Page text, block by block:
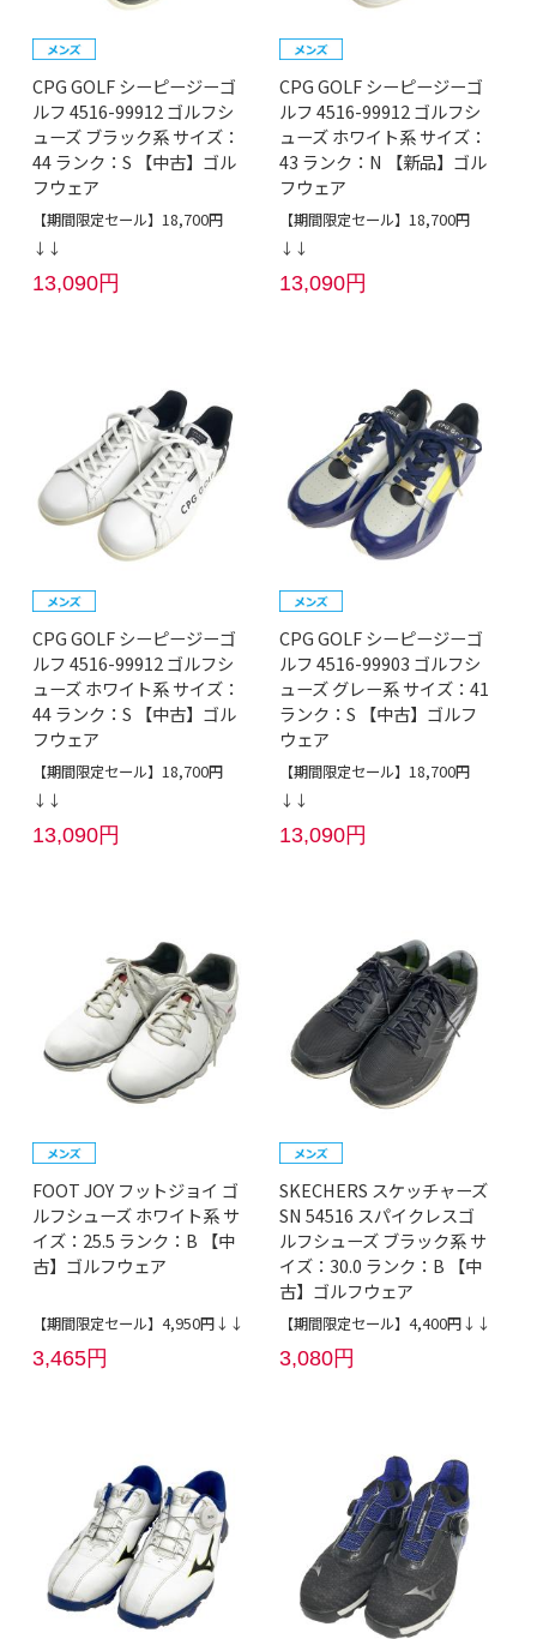
CPG GOLF シーピージーゴ
ルフ 4516-99912 ゴルフシ
ューズ ブラック系 サイズ：
44 ランク：S 【中古】ゴル
フウェア
【期間限定セール】18,700円
↓↓
13,090円
CPG GOLF シーピージーゴ
ルフ 4516-99912 ゴルフシ
ューズ ホワイト系 サイズ：
43 ランク：N 【新品】ゴル
フウェア
【期間限定セール】18,700円
↓↓
13,090円
CPG GOLF シーピージーゴ
ルフ 4516-99912 ゴルフシ
ューズ ホワイト系 サイズ：
44 ランク：S 【中古】ゴル
フウェア
【期間限定セール】18,700円
↓↓
13,090円
CPG GOLF シーピージーゴ
ルフ 4516-99903 ゴルフシ
ューズ グレー系 サイズ：41
ランク：S 【中古】ゴルフ
ウェア
【期間限定セール】18,700円
↓↓
13,090円
FOOT JOY フットジョイ ゴ
ルフシューズ ホワイト系 サ
イズ：25.5 ランク：B 【中
古】ゴルフウェア
【期間限定セール】4,950円↓↓
3,465円
SKECHERS スケッチャーズ
SN 54516 スパイクレスゴ
ルフシューズ ブラック系 サ
イズ：30.0 ランク：B 【中
古】ゴルフウェア
【期間限定セール】4,400円↓↓
3,080円